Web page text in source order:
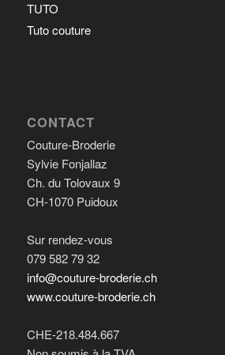
TUTO
Tuto couture
CONTACT
Couture-Broderie
Sylvie Fonjallaz
Ch. du Tolovaux 9
CH-1070 Puidoux
Sur rendez-vous
079 582 79 32
info@couture-broderie.ch
www.couture-broderie.ch
CHE-218.484.667